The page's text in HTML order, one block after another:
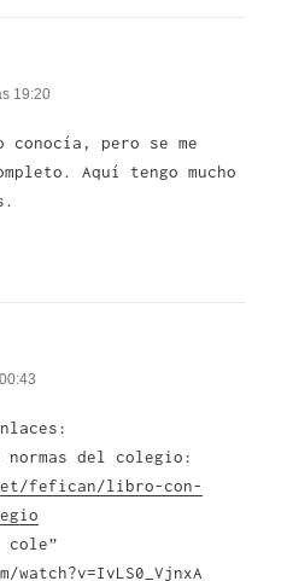
19:20
pero se me
Aquí tengo mucho
del colegio:
fefican/libro-con-
cole”
watch?v=IvLS0_VjnxA